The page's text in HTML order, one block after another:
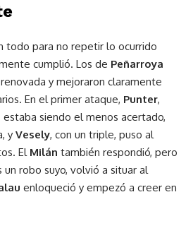
todo para no repetir lo ocurrido
cumplió. Los de Peñarroya
y mejoraron claramente
En el primer ataque, Punter,
siendo el menos acertado,
y Vesely, con un triple, puso al
El Milán también respondió, pero
un robo suyo, volvió a situar al
enloqueció y empezó a creer en